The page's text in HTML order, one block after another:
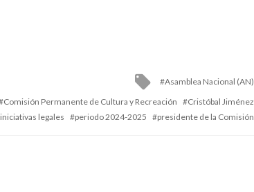
Tagged
with
Asamblea Nacional (AN)
Comisión Permanente de Cultura y Recreación
Cristóbal Jiménez
iniciativas legales
periodo 2024-2025 presidente de la Comisión